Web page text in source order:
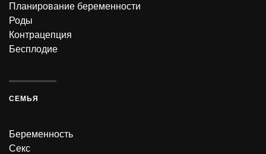
Планирование беременности
Роды
Контрацепция
Бесплодие
СЕМЬЯ
Беременность
Секс